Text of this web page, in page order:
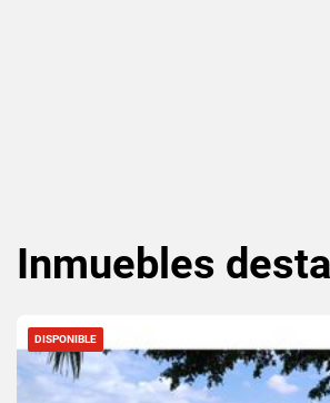
Inmuebles
DISPONIBLE